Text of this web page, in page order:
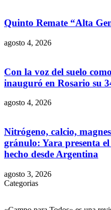
Quinto Remate “Alta
agosto 4, 2026
Con la voz del suelo
inauguró en Rosario su
agosto 4, 2026
Nitrógeno, calcio,
gránulo: Yara presenta
hecho desde Argentina
agosto 3, 2026
Categorias